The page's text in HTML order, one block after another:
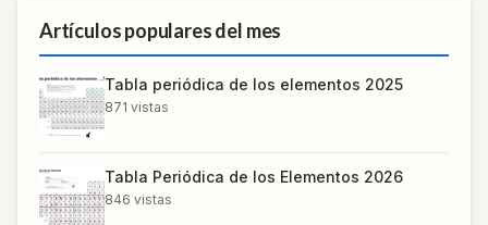
Artículos populares del mes
Tabla periódica de los elementos 2025
871 vistas
Tabla Periódica de los Elementos 2026
846 vistas